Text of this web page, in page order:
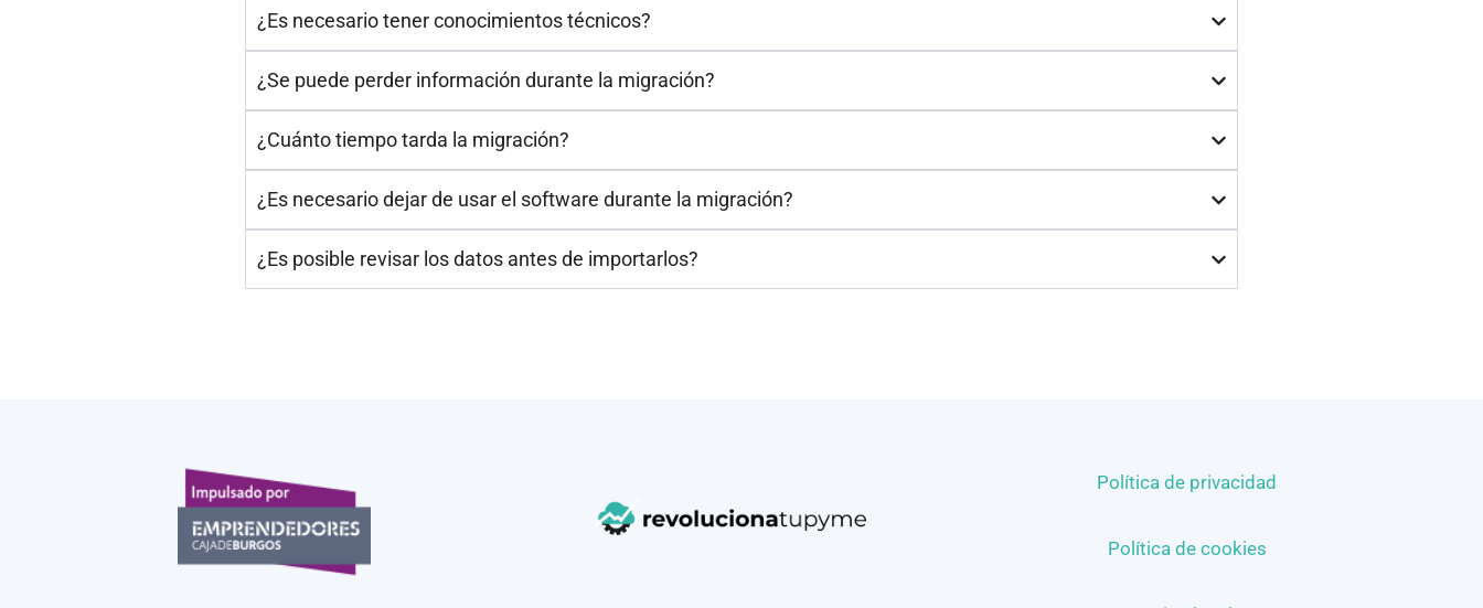
¿Es necesario tener conocimientos técnicos?
¿Se puede perder información durante la migración?
¿Cuánto tiempo tarda la migración?
¿Es necesario dejar de usar el software durante la migración?
¿Es posible revisar los datos antes de importarlos?
Política de privacidad
Política de cookies